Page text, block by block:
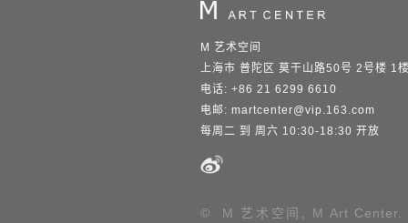
M 艺术空间
上海市 普陀区 莫干山路50号 2号楼 1
电话: +86 21 6299 6610
电邮: martcenter@vip.163.com
每周二 到 周六 10:30-18:30 开放
© M 艺术空间, M Art